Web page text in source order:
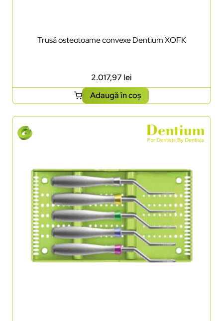
Trusă osteotoame convexe Dentium XOFK
2.017,97 lei
Adaugă în coș